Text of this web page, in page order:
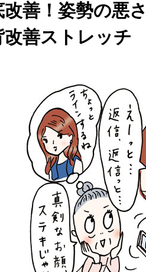
善！姿勢の悪
善ストレッチ